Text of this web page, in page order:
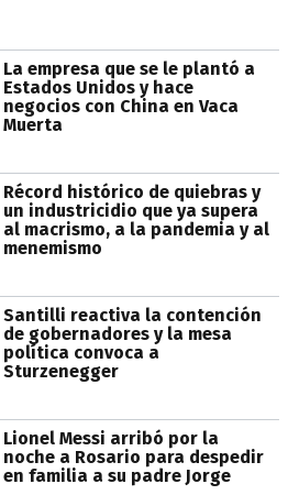
La empresa que se le plantó a
Estados Unidos y hace
negocios con China en Vaca
Muerta
Récord histórico de quiebras y
un industricidio que ya supera
al macrismo, a la pandemia y al
menemismo
Santilli reactiva la contención
de gobernadores y la mesa
política convoca a
Sturzenegger
Lionel Messi arribó por la
noche a Rosario para despedir
en familia a su padre Jorge